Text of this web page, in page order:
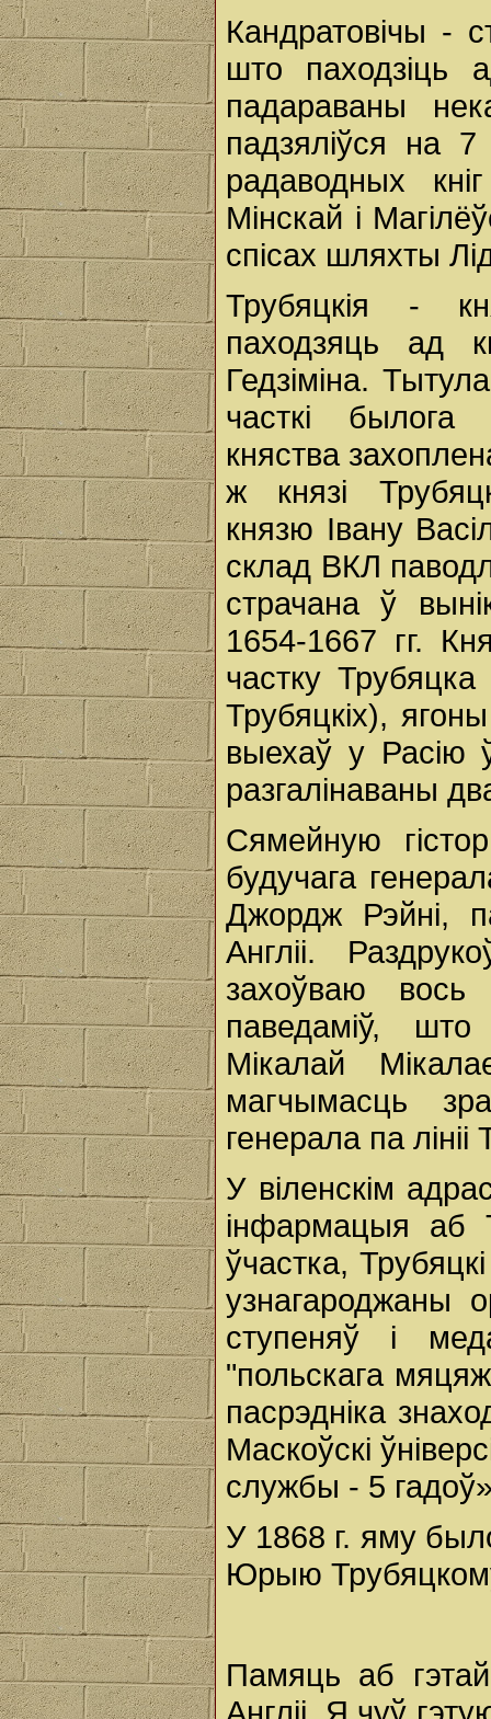
Кандратовічы -
што паходзіць
падараваны
падзяліўся на
радаводных
Мінскай і
спісах шляхты
Трубяцкія -
паходзяць ад
Гедзіміна.
часткі былога
княства
ж князі
князю Івану
склад ВКЛ
страчана ў
1654-1667 гг.
частку
Трубяцкіх),
выехаў у Расію
разгалінаваны
Сямейную
будучага
Джордж Рэйні,
Англii.
захоўваю
паведаміў,
Мікалай
магчымасць
генерала па лініі
У віленскім
інфармацыя аб
ўчастка,
узнагароджаны
ступеняў і
"польскага
пасрэдніка
Маскоўскі
службы - 5
У 1868 г. яму
Юрыю
Памяць аб гэтай